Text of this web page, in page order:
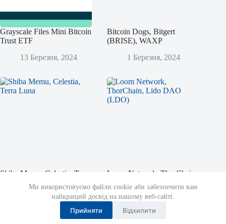
Ми використовуємо файли cookie аби забезпечити вам
найкращий досвід на нашому веб-сайті.
Прийняти Відхилити
Grayscale Files Mini Bitcoin
Trust ETF
13 Березня, 2024
Bitcoin Dogs, Bitgert
(BRISE), WAXP
1 Березня, 2024
Shiba Memu, Celestia, Terra
12 Листопада, 2023
Loom Network, ThorChain,
Lido DAO (LDO)
14 Жовтня, 2023